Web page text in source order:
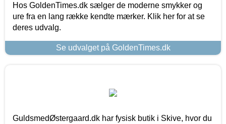
Hos GoldenTimes.dk sælger de moderne smykker og
ure fra en lang række kendte mærker. Klik her for at se
deres udvalg.
Se udvalget på GoldenTimes.dk
GuldsmedØstergaard.dk har fysisk butik i Skive, hvor du